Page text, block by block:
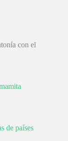
con el
de países